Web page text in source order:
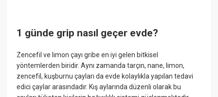
1 günde grip nasıl geçer evde?
Zencefil ve limon çayı gribe en iyi gelen bitkisel
yöntemlerden biridir. Aynı zamanda tarçın, nane, limon,
zencefil, kuşburnu çayları da evde kolaylıkla yapılan tedavi
edici çaylar arasındadır. Kış aylarında düzenli olarak bu